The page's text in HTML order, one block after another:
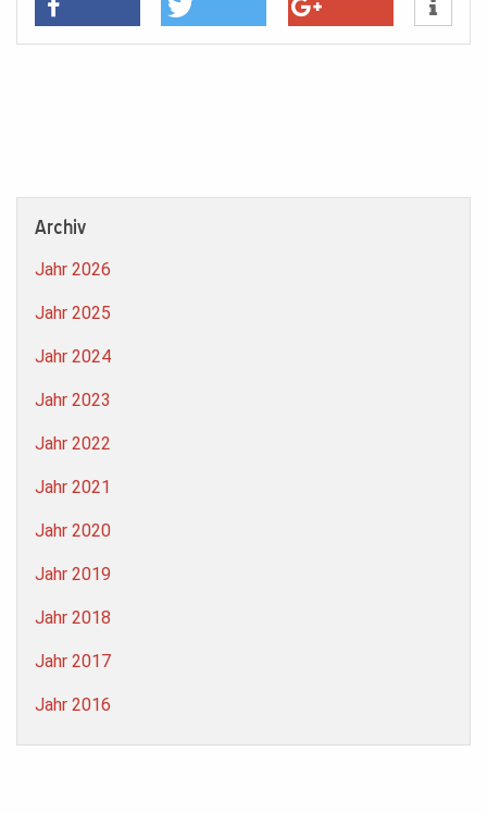
Archiv
Jahr 2026
Jahr 2025
Jahr 2024
Jahr 2023
Jahr 2022
Jahr 2021
Jahr 2020
Jahr 2019
Jahr 2018
Jahr 2017
Jahr 2016